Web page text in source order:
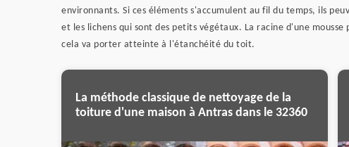
environnants. Si ces éléments s'accumulent au fil du temps, ils
et les lichens qui sont des petits végétaux. La racine d'une
cela va porter atteinte à l'étanchéité du toit.
La méthode classique de nettoyage de la
toiture d'une maison à Antras dans le 32360